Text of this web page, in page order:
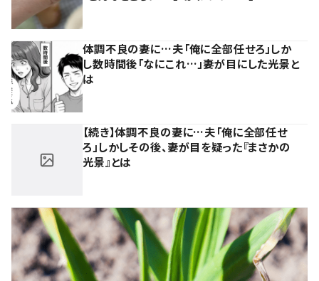
体調不良の妻に…夫「俺に全部任せろ」しか
し数時間後「なにこれ…」妻が目にした光景と
は
【続き】体調不良の妻に…夫「俺に全部任せ
ろ」しかしその後、妻が目を疑った『まさかの
光景』とは